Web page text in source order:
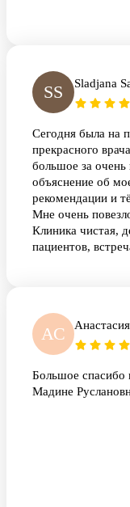
SS Sladjana
Сегодня была на
прекрасного
большое за
объяснение об
рекомендации и
Мне очень
Клиника чистая,
пациентов,
АС
Большое спасибо
Мадине